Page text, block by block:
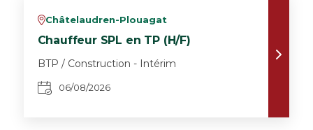
vChâtelaudren-Plouagat
Chauffeur SPL en TP (H/F)
BTP / Construction - Intérim
06/08/2026